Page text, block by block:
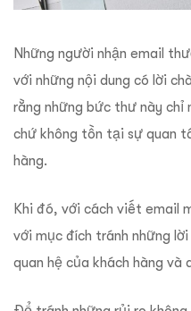
Những người nhận email
với những nội dung có lời
rằng những bức thư này chỉ
chứ không tồn tại sự quan
hàng.
Khi đó, với cách viết email
với mục đích tránh những
quan hệ của khách hàng và